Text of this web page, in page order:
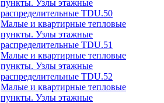
пункты. Узлы этажные
распределительные TDU.50
Малые и квартирные тепловые
пункты. Узлы этажные
распределительные TDU.51
Малые и квартирные тепловые
пункты. Узлы этажные
распределительные TDU.52
Малые и квартирные тепловые
пункты. Узлы этажные